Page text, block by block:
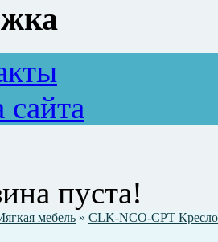
сайта
пуста!
мебель » CLK-NCO-СPT